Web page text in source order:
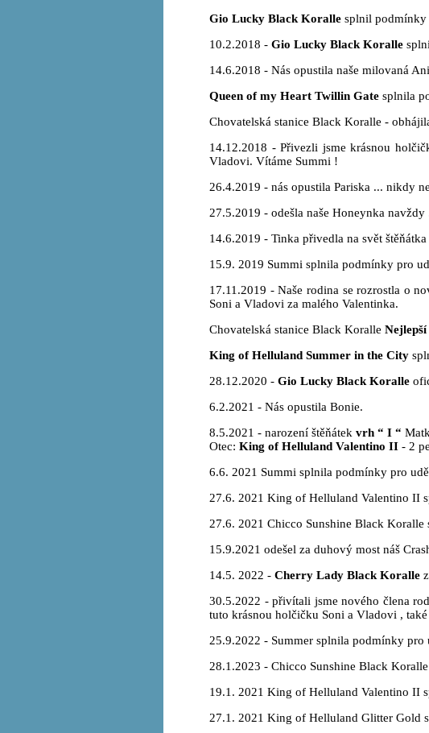
Gio Lucky Black Koralle splnil podmínky
10.2.2018 - Gio Lucky Black Koralle
14.6.2018 - Nás opustila naše milovaná
Queen of my Heart Twillin Gate splnila
Chovatelská stanice Black Koralle -
14.12.2018 - Přivezli jsme krásnou
Vladovi. Vítáme Summi !
26.4.2019 - nás opustila Pariska ... nikdy
27.5.2019 - odešla naše Honeynka navždy
14.6.2019 - Tinka přivedla na svět štěňátka
15.9. 2019 Summi splnila podmínky pro
17.11.2019 - Naše rodina se rozrostla o
Soni a Vladovi za malého Valentinka.
Chovatelská stanice Black Koralle
King of Helluland Summer in the City
28.12.2020 - Gio Lucky Black Koralle
6.2.2021 - Nás opustila Bonie.
8.5.2021 - narození štěňátek vrh “ I “
Otec: King of Helluland Valentino II - 2
6.6. 2021 Summi splnila podmínky pro
27.6. 2021 King of Helluland Valentino II
27.6. 2021 Chicco Sunshine Black
15.9.2021 odešel za duhový most náš
14.5. 2022 - Cherry Lady Black Koralle
30.5.2022 - přivítali jsme nového člena
tuto krásnou holčičku Soni a Vladovi , také
25.9.2022 - Summer splnila podmínky pro
28.1.2023 - Chicco Sunshine Black
19.1. 2021 King of Helluland Valentino II
27.1. 2021 King of Helluland Glitter Gold